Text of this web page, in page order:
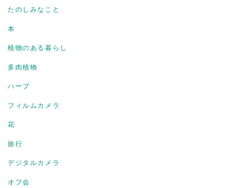
たのしみなこと
本
植物のある暮らし
多肉植物
ハーブ
フィルムカメラ
花
旅行
デジタルカメラ
オフ会